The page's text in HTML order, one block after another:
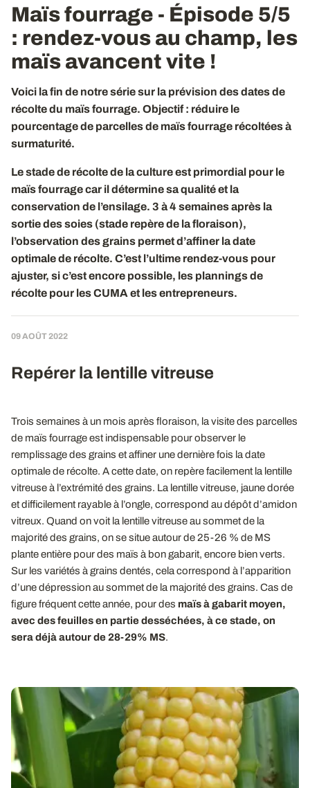
Maïs fourrage - Épisode 5/5
: rendez-vous au champ, les
maïs avancent vite !
Voici la fin de notre série sur la prévision des dates de
récolte du maïs fourrage. Objectif : réduire le
pourcentage de parcelles de maïs fourrage récoltées à
surmaturité.
Le stade de récolte de la culture est primordial pour le
maïs fourrage car il détermine sa qualité et la
conservation de l’ensilage. 3 à 4 semaines après la
sortie des soies (stade repère de la floraison),
l’observation des grains permet d’affiner la date
optimale de récolte. C’est l’ultime rendez-vous pour
ajuster, si c’est encore possible, les plannings de
récolte pour les CUMA et les entrepreneurs.
09 AOÛT 2022
Repérer la lentille vitreuse
Trois semaines à un mois après floraison, la visite des parcelles
de maïs fourrage est indispensable pour observer le
remplissage des grains et affiner une dernière fois la date
optimale de récolte. A cette date, on repère facilement la lentille
vitreuse à l’extrémité des grains. La lentille vitreuse, jaune dorée
et difficilement rayable à l’ongle, correspond au dépôt d’amidon
vitreux. Quand on voit la lentille vitreuse au sommet de la
majorité des grains, on se situe autour de 25-26 % de MS
plante entière pour des maïs à bon gabarit, encore bien verts.
Sur les variétés à grains dentés, cela correspond à l’apparition
d’une dépression au sommet de la majorité des grains. Cas de
figure fréquent cette année, pour des maïs à gabarit moyen,
avec des feuilles en partie desséchées, à ce stade, on
sera déjà autour de 28-29% MS.